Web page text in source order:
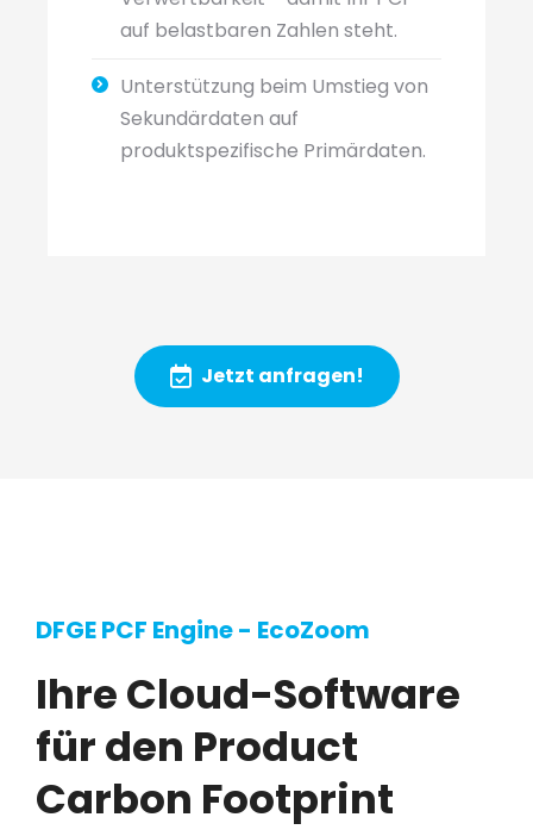
auf belastbaren Zahlen steht.
Unterstützung beim Umstieg von
Sekundärdaten auf
produktspezifische Primärdaten.
Jetzt anfragen!
DFGE PCF Engine - EcoZoom
Ihre Cloud-Software
für den Product
Carbon Footprint